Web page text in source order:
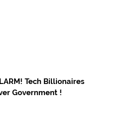
Tech Billionaires
Government !